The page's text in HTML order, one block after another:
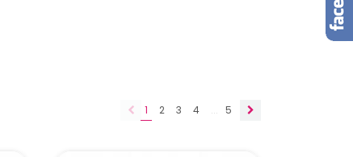
1 2 3 4 ... 5